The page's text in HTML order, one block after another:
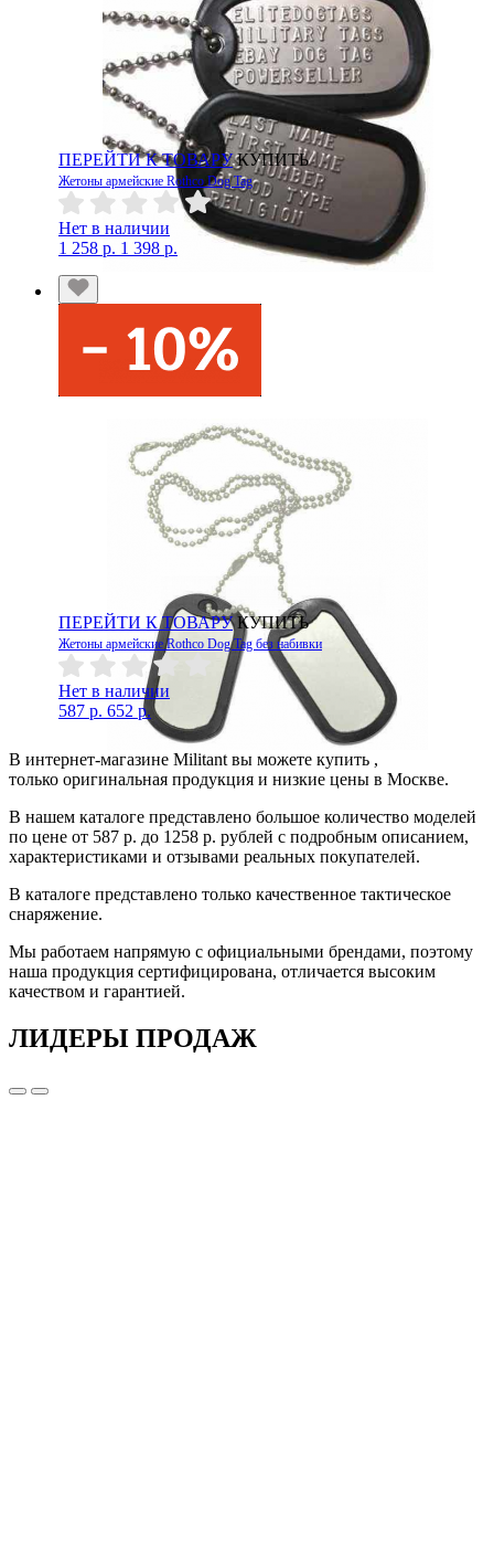
ПЕРЕЙТИ К ТОВАРУ КУПИТЬ
Жетоны армейские Rothco Dog Tag
Нет в наличии
1 258 р. 1 398 р.
ПЕРЕЙТИ К ТОВАРУ КУПИТЬ
Жетоны армейские Rothco Dog Tag без набивки
Нет в наличии
587 р. 652 р.
В интернет-магазине Militant вы можете купить ,
только оригинальная продукция и низкие цены в Москве.
В нашем каталоге представлено большое количество моделей
по цене от 587 р. до 1258 р. рублей с подробным описанием,
характеристиками и отзывами реальных покупателей.
В каталоге представлено только качественное тактическое
снаряжение.
Мы работаем напрямую с официальными брендами, поэтому
наша продукция сертифицирована, отличается высоким
качеством и гарантией.
ЛИДЕРЫ ПРОДАЖ